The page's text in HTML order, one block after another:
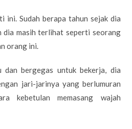
ini. Sudah berapa tahun sejak dia
dia masih terlihat seperti seorang
orang ini.
dan bergegas untuk bekerja, dia
jari-jarinya yang berlumuran
kebetulan memasang wajah